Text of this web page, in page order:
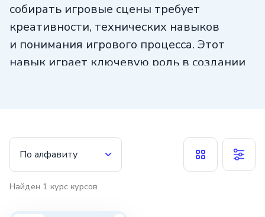
собирать игровые сцены требует
креативности, технических навыков
и понимания игрового процесса. Этот
навык играет ключевую роль в создании
По алфавиту
Найден 1 курс курсов